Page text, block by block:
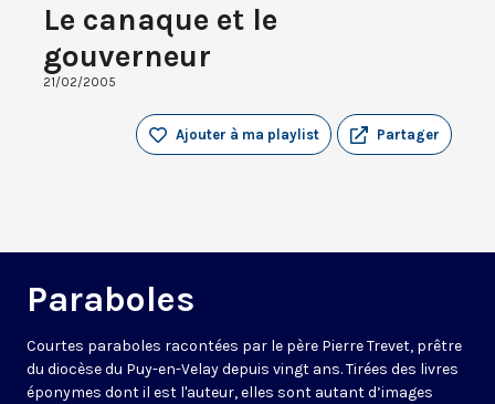
Le canaque et le
gouverneur
21/02/2005
Partager
Ajouter à ma playlist
Paraboles
Courtes paraboles racontées par le père Pierre Trevet, prêtre
du diocèse du Puy-en-Velay depuis vingt ans. Tirées des livres
éponymes dont il est l'auteur, elles sont autant d’images